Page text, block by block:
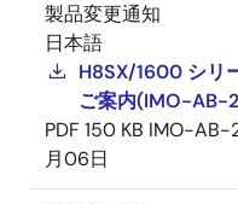
製品変更通知
日本語
H8SX/1600 シリ
ご案内(IMO-
PDF 150 KB IMO-
月06日